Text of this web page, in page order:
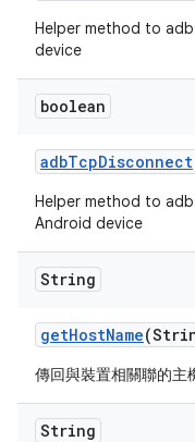
Helper method to
device
boolean
adbTcpDisconnect
Helper method to
Android device
String
getHostName
傳回與裝置相關聯的主
String